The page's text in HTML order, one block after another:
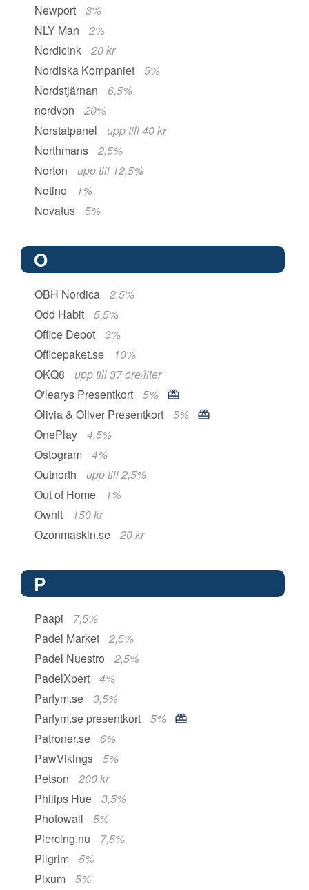
Newport
3%
NLY Man
2%
Nordicink
20 kr
Nordiska Kompaniet
5%
Nordstjärnan
6,5%
nordvpn
20%
Norstatpanel
upp till 40 kr
Northmans
2,5%
Norton
upp till 12,5%
Notino
1%
Novatus
5%
O
OBH Nordica
2,5%
Odd Habit
5,5%
Office Depot
3%
Officepaket.se
10%
OKQ8
upp till 37 öre/liter
O'learys Presentkort
5%
Olivia & Oliver Presentkort
5%
OnePlay
4,5%
Ostogram
4%
Outnorth
upp till 2,5%
Out of Home
1%
Ownit
150 kr
Ozonmaskin.se
20 kr
P
Paapi
7,5%
Padel Market
2,5%
Padel Nuestro
2,5%
PadelXpert
4%
Parfym.se
3,5%
Parfym.se presentkort
5%
Patroner.se
6%
PawVikings
5%
Petson
200 kr
Philips Hue
3,5%
Photowall
5%
Piercing.nu
7,5%
Pilgrim
5%
Pixum
5%